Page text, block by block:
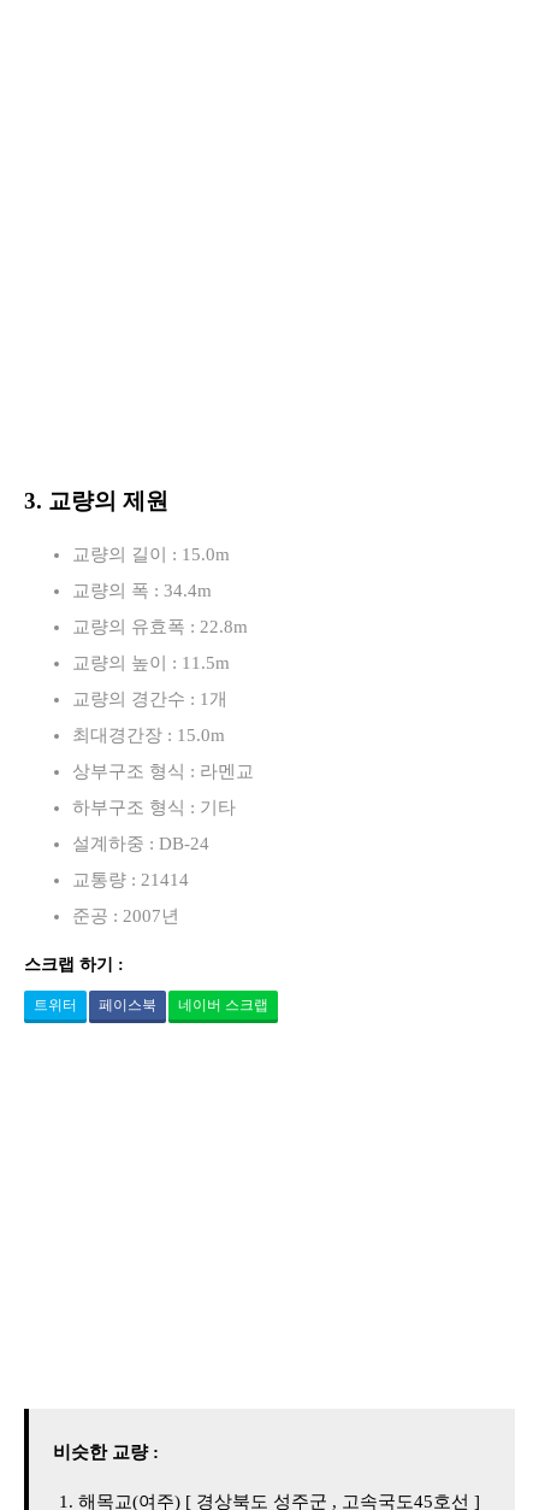
3. 교량의 제원
교량의 길이 : 15.0m
교량의 폭 : 34.4m
교량의 유효폭 : 22.8m
교량의 높이 : 11.5m
교량의 경간수 : 1개
최대경간장 : 15.0m
상부구조 형식 : 라멘교
하부구조 형식 : 기타
설계하중 : DB-24
교통량 : 21414
준공 : 2007년
스크랩 하기 :
트위터 페이스북 네이버 스크랩
비슷한 교량 :
해목교(여주) [ 경상북도 성주군 , 고속국도45호선 ]